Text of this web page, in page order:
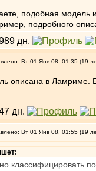
подобная модель
подробного
Вт 01 Янв 08, 01:35 (19
описана в Ламриме.
Вт 01 Янв 08, 01:55 (19
классифицировать по